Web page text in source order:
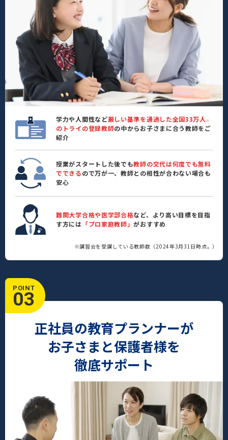
学力や人間性など厳しい基準を通過した全国33万人 ※
のトライの登録教師の中からお子さまに合う教師をご
紹介
授業がスタートした後でも教師の交代は何度でも無料
でできるので万が一、教師との相性が合わない場合も
安心
難関大学合格や医学部合格など、より高い目標を目指
す方には 「プロ家庭教師」がおすすめ
※講習会を受講している教師数（2024年3月31日時点。）
POINT
03
正社員の教育プランナーが
お子さまと保護者様を
徹底サポート